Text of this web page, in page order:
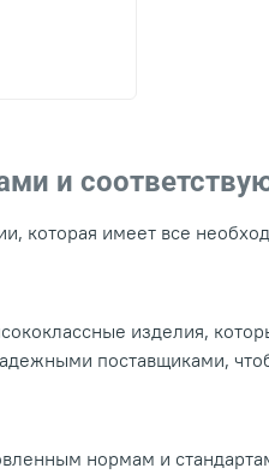
и
которая имеет все
изделия,
поставщиками,
нормам и